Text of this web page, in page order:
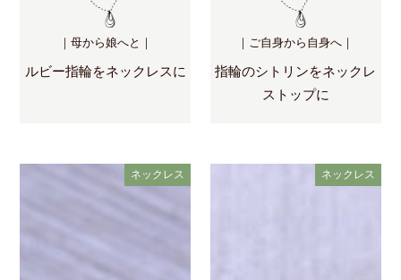
｜母から娘へと｜
ルビー指輪をネックレスに
｜ご自身から自身へ｜
指輪のシトリンをネックレ
ストップに
ネックレス ネックレス